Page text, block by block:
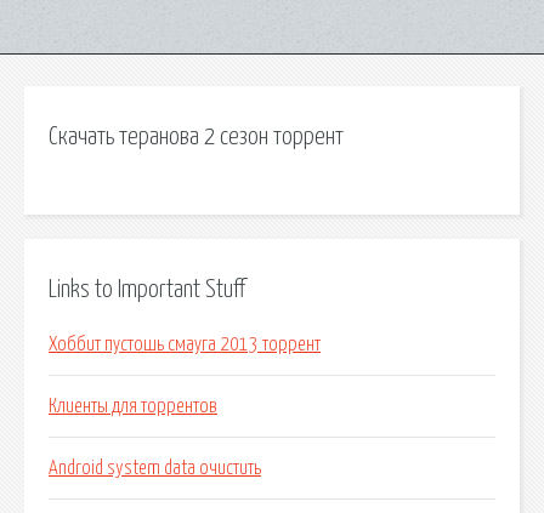
Скачать теранова 2 сезон торрент
Links to Important Stuff
Хоббит пустошь смауга 2013 торрент
Клиенты для торрентов
Android system data очистить